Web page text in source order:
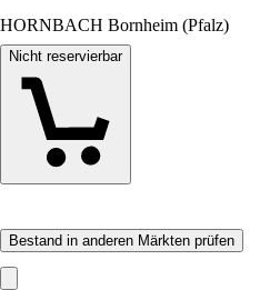
HORNBACH Bornheim (Pfalz)
Nicht reservierbar
Bestand in anderen Märkten prüfen